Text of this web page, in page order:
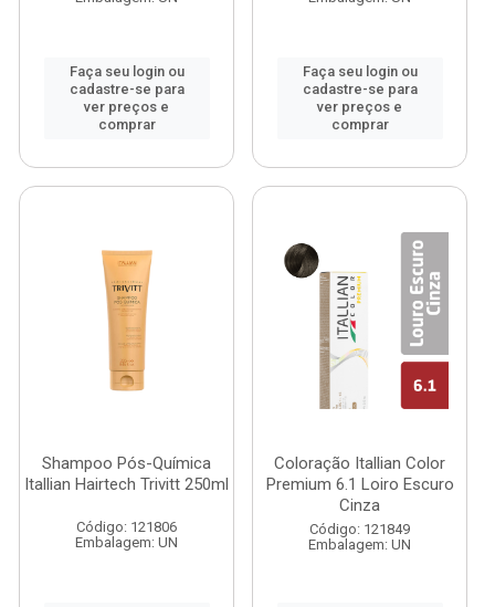
Faça seu login ou
cadastre-se para
ver preços e
comprar
Faça seu login ou
cadastre-se para
ver preços e
comprar
Shampoo Pós-Química
Itallian Hairtech Trivitt 250ml
Código: 121806
Embalagem: UN
Coloração Itallian Color
Premium 6.1 Loiro Escuro
Cinza
Código: 121849
Embalagem: UN